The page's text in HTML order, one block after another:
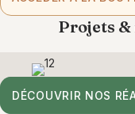
Projets
DÉCOUVRIR NOS